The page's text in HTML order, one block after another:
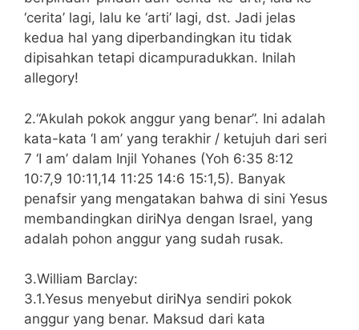
‘cerita’ lagi, lalu ke ‘arti’ lagi, dst. Jadi jelas
kedua hal yang diperbandingkan itu tidak
dipisahkan tetapi dicampuradukkan. Inilah
allegory!
2.“Akulah pokok anggur yang benar”. Ini adalah
kata-kata ‘I am’ yang terakhir / ketujuh dari seri
7 ‘I am’ dalam Injil Yohanes (Yoh 6:35 8:12
10:7,9 10:11,14 11:25 14:6 15:1,5). Banyak
penafsir yang mengatakan bahwa di sini Yesus
membandingkan diriNya dengan Israel, yang
adalah pohon anggur yang sudah rusak.
3.William Barclay:
3.1.Yesus menyebut diriNya sendiri pokok
anggur yang benar. Maksud dari kata